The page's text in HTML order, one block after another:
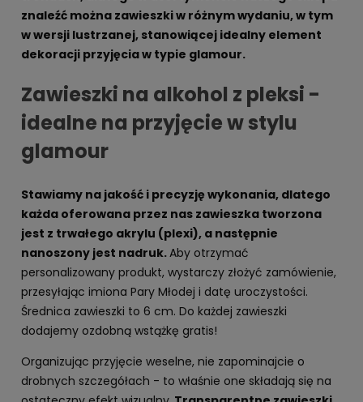
znaleźć można zawieszki w różnym wydaniu, w tym
w wersji lustrzanej, stanowiącej idealny element
dekoracji przyjęcia w typie glamour.
Zawieszki na alkohol z pleksi -
idealne na przyjęcie w stylu
glamour
Stawiamy na jakość i precyzję wykonania, dlatego
każda oferowana przez nas zawieszka tworzona
jest z trwałego akrylu (plexi), a następnie
nanoszony jest nadruk.Aby otrzymać
personalizowany produkt, wystarczy złożyć zamówienie,
przesyłając imiona Pary Młodej i datę uroczystości.
Średnica zawieszki to 6 cm. Do każdej zawieszki
dodajemy ozdobną wstążkę gratis!
Organizując przyjęcie weselne, nie zapominajcie o
drobnych szczegółach - to właśnie one składają się na